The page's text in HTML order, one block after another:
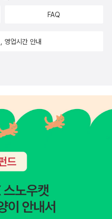
. 그는 그녀의 주먹을 피려고
제였던걸까? 그녀는 그에게 자
어딘가로...[삶의 껍데기 위에
곡예하듯 탈을 쓰고 살아간
고 울부짓는다. 이 모든 것이
죽어가고 있다는 것을 잊은
도 진실은 아니다. 껍데기일
추고 있는 그곳에 있다. 손도 마
인일 뿐이다. 살아가기 위해서
는 사람, 그리고 그 내면을 이해
던 벽 앞에 모인 넋들을 상상한
다. 살육당한 역사는 수치가 아
단어를 사용하고 있어, 부정적
빠진 것이 있었다. 고국에
여전히 총알의 파편처럼 박혀
서 아문 듯 보이지만 나은 게
다짐처럼 생각한다.“거짓말을
109)” 바르샤바에서
앉아있는 그녀, 그 밥은 자신을
함께 우리는 타인들에게 얼마
게 고통은 진행형이다. 영혜가
불타던 미루나무를 말없이 바라
의 고통을 모른 척 했던 것은
있었기 때문이다. 그러나 외
을 바라보고 있다.(221p) 영혜
가는 여기서 희망을 남겨두었
들의 고통과 불평등을 외면했었
회피했던가를 생각했다. 우
어 있는가, 우리는 얼마나 많
들이 팔딱팔딱 열심히 글만 잘
이 주는 상징성이랄까, 하여간
, 아시아 여성 최초라는데 ㅋㅋ
대체 왜 그렇게 많은 사람들
? 노이해. 절레절레. 한강이 다
메세지로도 기쁨을 나눴는데, s
이랬다. ㅋㅋㅋㅋㅋㅋㅋㅋㅋㅋ
ㅋㅋㅋ늙은 한남이 아니라 ㅋ
ㅋㅋㅋㅋㅋㅋㅋㅋ그 작가가 심
FAQ
영업시간 안내